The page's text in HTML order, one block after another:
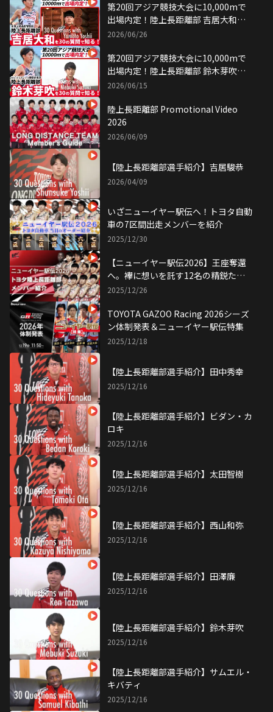
第20回アジア競技大会に10,000mで
出場内定！陸上長距離部 吉居大和を
30の質問で知る！
2026/06/26
第20回アジア競技大会に10,000mで
出場内定！陸上長距離部 鈴木芽吹を
30の質問で知る！
2026/06/15
陸上長距離部 Promotional Video
2026
2026/06/09
【陸上長距離部選手紹介】吉居駿恭
2026/04/09
いざニューイヤー駅伝へ！トヨタ自動
車の7区間出走メンバーを紹介
2025/12/30
【ニューイヤー駅伝2026】王座奪還
へ。襷に想いを託す12名の精鋭た
ち。
2025/12/26
TOYOTA GAZOO Racing 2026シーズ
ン体制発表＆ニューイヤー駅伝特集
2025/12/18
【陸上長距離部選手紹介】田中秀幸
2025/12/16
【陸上長距離部選手紹介】ビダン・カ
ロキ
2025/12/16
【陸上長距離部選手紹介】太田智樹
2025/12/16
【陸上長距離部選手紹介】西山和弥
2025/12/16
【陸上長距離部選手紹介】田澤廉
2025/12/16
【陸上長距離部選手紹介】鈴木芽吹
2025/12/16
【陸上長距離部選手紹介】サムエル・
キバティ
2025/12/16